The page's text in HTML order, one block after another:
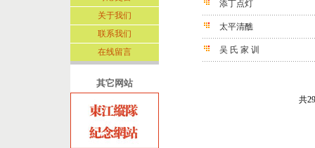
关于我们
联系我们
在线留言
其它网站
添丁点灯
太平清醮
吴 氏 家 训
共